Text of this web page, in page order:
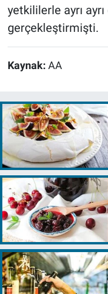
yetkililerle ayrı
gerçekleştirmişti.
Kaynak: AA